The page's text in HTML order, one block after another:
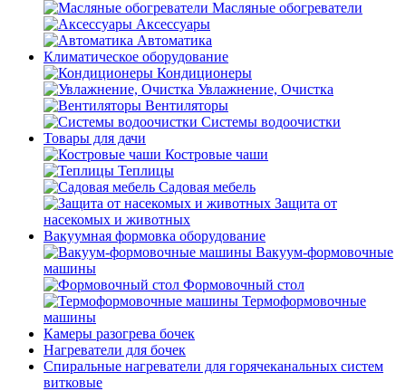
Масляные обогреватели
Аксессуары
Автоматика
Климатическое оборудование
Кондиционеры
Увлажнение, Очистка
Вентиляторы
Системы водоочистки
Товары для дачи
Костровые чаши
Теплицы
Садовая мебель
Защита от
насекомых и животных
Вакуумная формовка оборудование
Вакуум-формовочные
машины
Формовочный стол
Термоформовочные
машины
Камеры разогрева бочек
Нагреватели для бочек
Спиральные нагреватели для горячеканальных систем
витковые